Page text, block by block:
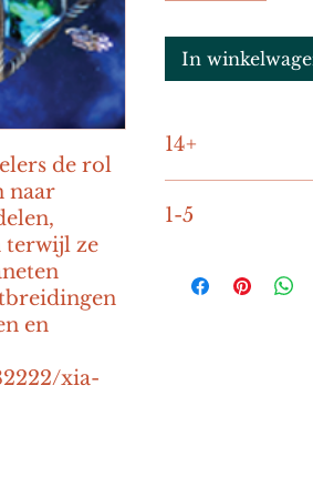
de rol
naar
terwijl ze
en
xia-
In
14+
1-5